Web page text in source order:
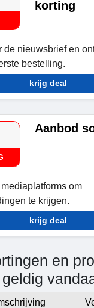
korting
de nieuwsbrief en
bestelling.
krijg deal
Aanbod
om
te krijgen.
krijg deal
en